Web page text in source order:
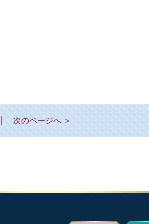
次のページへ ＞